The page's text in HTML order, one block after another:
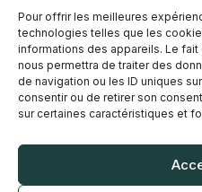
Pour offrir les meilleures
technologies telles que les
informations des appareils. Le
nous permettra de traiter des
de navigation ou les ID uniques
consentir ou de retirer son
sur certaines caractéristiques et
Service client
POLITIQUE DE